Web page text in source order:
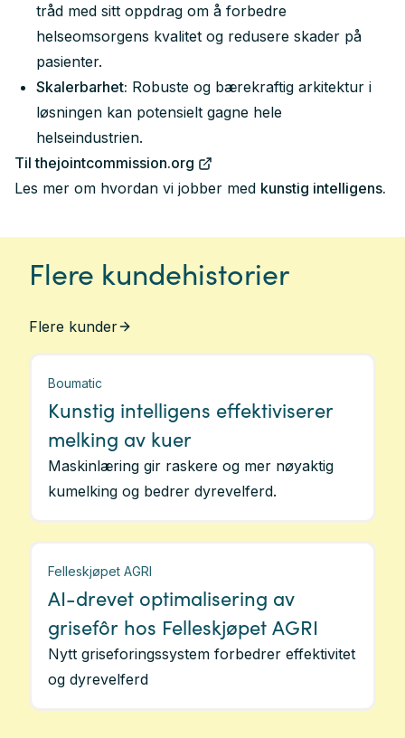
tråd med sitt oppdrag om å forbedre
helseomsorgens kvalitet og redusere skader på
pasienter.
Skalerbarhet: Robuste og bærekraftig arkitektur i
løsningen kan potensielt gagne hele
helseindustrien.
Til thejointcommission.org
Les mer om hvordan vi jobber med kunstig intelligens.
Flere kundehistorier
Flere kunder
Boumatic
Kunstig intelligens effektiviserer
melking av kuer
Maskinlæring gir raskere og mer nøyaktig
kumelking og bedrer dyrevelferd.
Felleskjøpet AGRI
AI-drevet optimalisering av
grisefôr hos Felleskjøpet AGRI
Nytt griseforingssystem forbedrer effektivitet
og dyrevelferd